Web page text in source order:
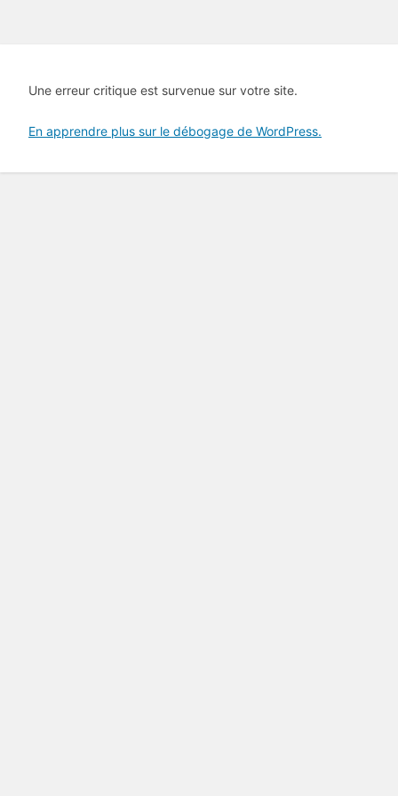
Une erreur critique est survenue sur votre site.
En apprendre plus sur le débogage de WordPress.